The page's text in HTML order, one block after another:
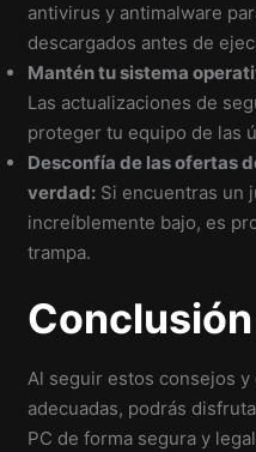
antivirus y antimalware
descargados antes de
Mantén tu sistema
Las actualizaciones de
proteger tu equipo de las
Desconfía de las ofertas
verdad: Si encuentras un
increíblemente bajo, es
trampa.
Conclusión
Al seguir estos consejos
adecuadas, podrás
PC de forma segura y